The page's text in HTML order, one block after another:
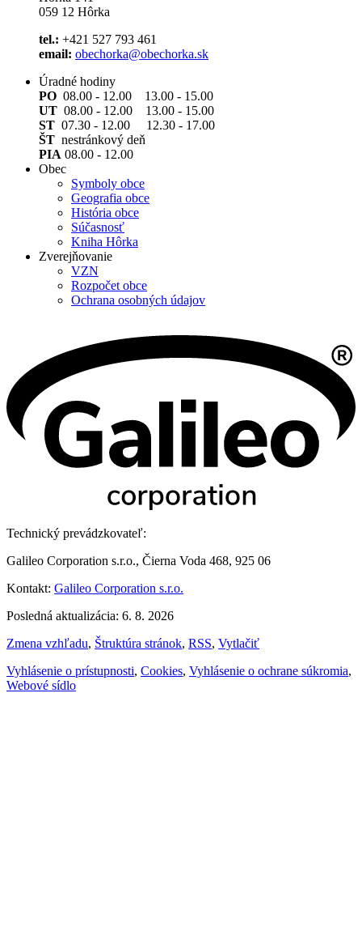
059 12 Hôrka
tel.: +421 527 793 461
email: obechorka@obechorka.sk
Úradné hodiny
PO 08.00 - 12.00 13.00 - 15.00
UT 08.00 - 12.00 13.00 - 15.00
ST 07.30 - 12.00 12.30 - 17.00
ŠT nestránkový deň
PIA 08.00 - 12.00
Obec
Symboly obce
Geografia obce
História obce
Súčasnosť
Kniha Hôrka
Zverejňovanie
VZN
Rozpočet obce
Ochrana osobných údajov
Technický prevádzkovateľ:
Galileo Corporation s.r.o., Čierna Voda 468, 925 06
Kontakt: Galileo Corporation s.r.o.
Posledná aktualizácia: 6. 8. 2026
Zmena vzhľadu, Štruktúra stránok, RSS, Vytlačiť
Vyhlásenie o prístupnosti, Cookies, Vyhlásenie o ochrane súkromia,
Webové sídlo